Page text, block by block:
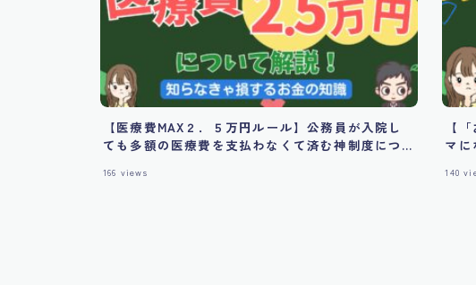
【医療費MAX２．５万円ルール】公務員が入院し
ても多額の医療費を支払わなくて済む神制度につ
166 views
【
マに
140